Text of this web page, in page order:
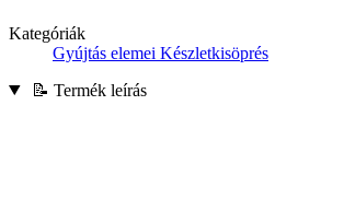
Kategóriák
Gyújtás elemei Készletkisöprés
📝 Termék leírás